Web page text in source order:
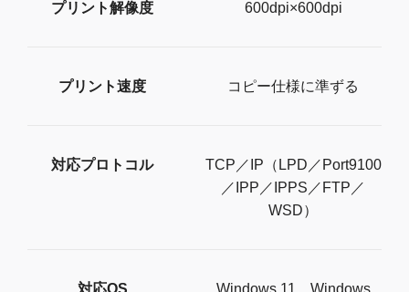
プリント解像度 600dpi×600dpi
プリント速度 コピー仕様に準ずる
対応プロトコル
TCP／IP（LPD／Port9100
／IPP／IPPS／FTP／
WSD）
対応OS
Windows 11、Windows